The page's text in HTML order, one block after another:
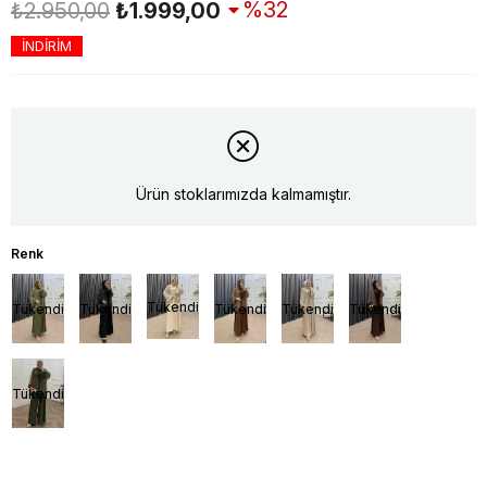
₺2.950,00 ₺1.999,00 32
İNDİRİM
Ürün stoklarımızda kalmamıştır.
Tükendi Tükendi Tükendi Tükendi Tükendi Tükendi
Tükendi